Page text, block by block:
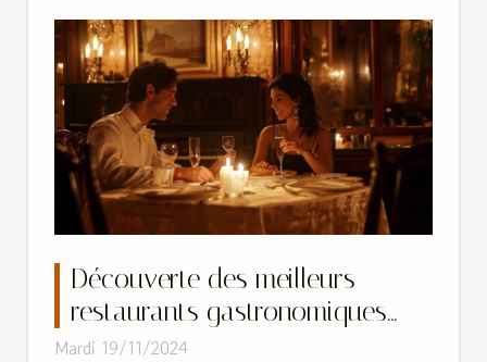
Découverte des meilleurs
restaurants gastronomiques
pour une soirée romantique
Mardi 19/11/2024